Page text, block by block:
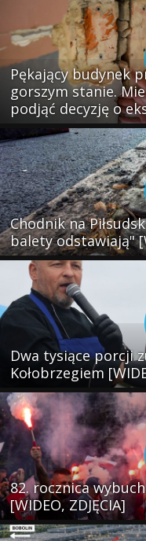
Pękający budynek
gorszym stanie.
podjąć decyzję o
Chodnik na
balety odstawiają"
Dwa tysiące porcji
Kołobrzegiem
82. rocznica
[WIDEO, ZDJĘCIA]